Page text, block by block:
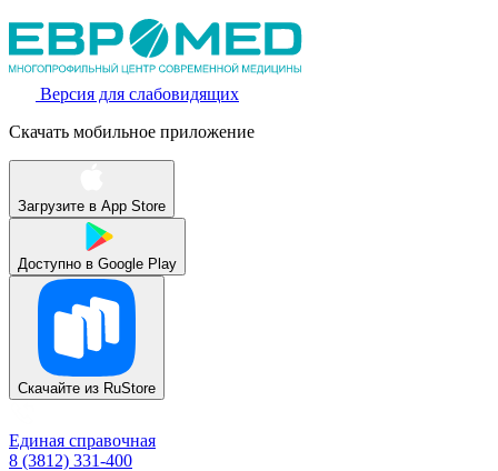
Версия для слабовидящих
Скачать мобильное приложение
Загрузите в App Store
Доступно в Google Play
Скачайте из RuStore
Единая справочная
8 (3812) 331-400